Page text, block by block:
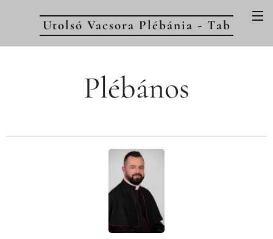
Utolsó Vacsora Plébánia - Tab
Plébános